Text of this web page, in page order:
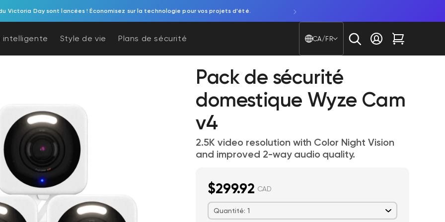
Victoria Day sont lancées ! Économisez sur la technologie pour vos projets d'été. Découvrez notre NOUVELLE caméra de fenêtre.
intelligente Style de vie Plans de sécurité
Pays/région - Langue
CA/FR
Se connecter
Chariot
Pack de sécurité
domestique Wyze Cam
v4
2.5K video resolution with Color Night Vision
and improved 2-way audio quality.
$299.92 CAD
Quantité: 1